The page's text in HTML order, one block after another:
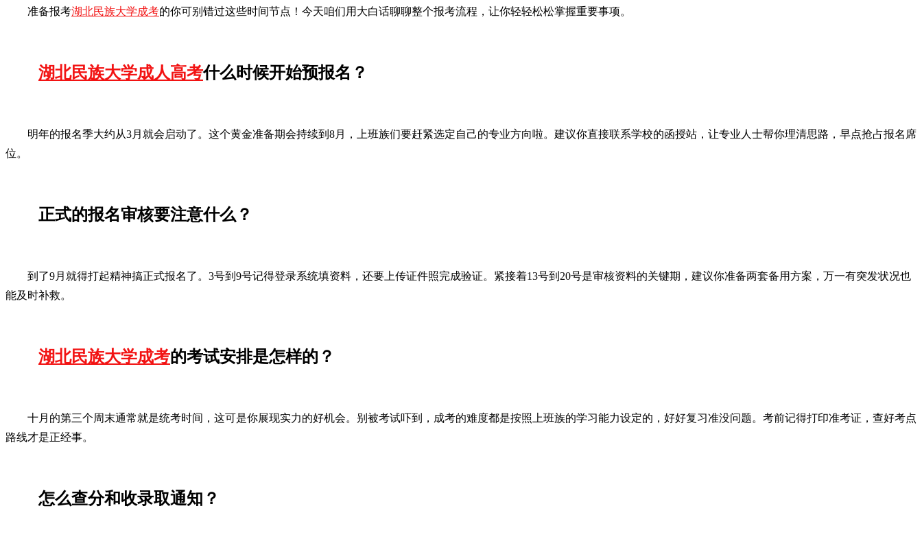
准备报考湖北民族大学成考的你可别错过这些时间节点！今天咱们用大白话聊聊整个报考流程，让你轻轻松松掌握重要事项。
湖北民族大学成人高考什么时候开始预报名？
明年的报名季大约从3月就会启动了。这个黄金准备期会持续到8月，上班族们要赶紧选定自己的专业方向啦。建议你直接联系学校的函授站，让专业人士帮你理清思路，早点抢占报名席
位。
正式的报名审核要注意什么？
到了9月就得打起精神搞正式报名了。3号到9号记得登录系统填资料，还要上传证件照完成验证。紧接着13号到20号是审核资料的关键期，建议你准备两套备用方案，万一有突发状况也
能及时补救。
湖北民族大学成考的考试安排是怎样的？
十月的第三个周末通常就是统考时间，这可是你展现实力的好机会。别被考试吓到，成考的难度都是按照上班族的学习能力设定的，好好复习准没问题。考前记得打印准考证，查好考点
路线才是正经事。
怎么查分和收录取通知？